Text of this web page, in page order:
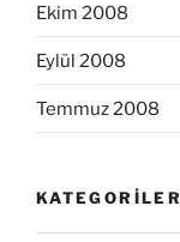
Ekim 2008
Eylül 2008
Temmuz 2008
KATEGORILER